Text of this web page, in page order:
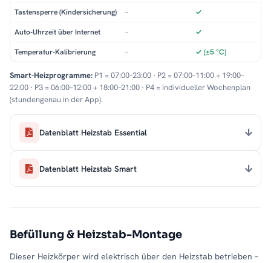
Tastensperre (Kindersicherung) – ✓
Auto-Uhrzeit über Internet – ✓
Temperatur-Kalibrierung – ✓ (±5 °C)
Smart-Heizprogramme: P1 = 07:00–23:00 · P2 = 07:00–11:00 + 19:00–
22:00 · P3 = 06:00–12:00 + 18:00–21:00 · P4 = individueller Wochenplan
(stundengenau in der App).
Datenblatt Heizstab Essential
Datenblatt Heizstab Smart
Befüllung & Heizstab-Montage
Dieser Heizkörper wird elektrisch über den Heizstab betrieben –